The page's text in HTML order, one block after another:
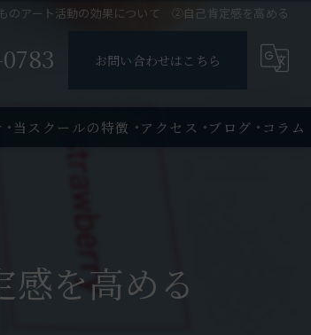
のアート活動の効果について ②自己肯定感を高める
お問い合わせはこちら
当スクールの特徴
3歳児
アクセス ブログ コラム
を高める